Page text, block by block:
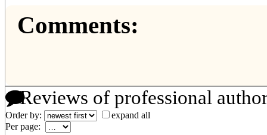
Comments:
Reviews of professional
Order by:
expand all
Per page: